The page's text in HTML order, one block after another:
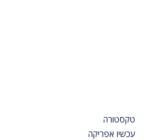
טקסטורה
עכשיו אפריקה